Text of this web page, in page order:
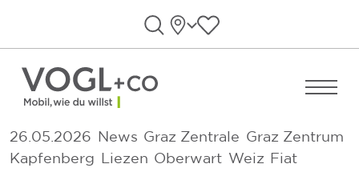
Suche öffnen
StandorteFavoriten anzeigen
Menü
26.05.2026 News Graz Zentrale Graz Zentrum
Kapfenberg Liezen Oberwart Weiz Fiat